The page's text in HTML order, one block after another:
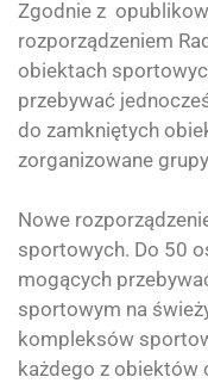
Zgodnie z
rozporządzeniem
obiektach
przebywać
do zamkniętych
zorganizowane
Nowe
sportowych. Do 50
mogących
sportowym na
kompleksów
każdego z obiektów